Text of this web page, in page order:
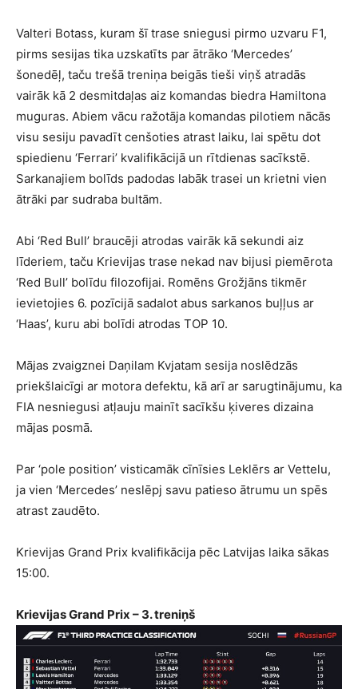
Valteri Botass, kuram šī trase sniegusi pirmo uzvaru F1,
pirms sesijas tika uzskatīts par ātrāko ‘Mercedes’
šonedēļ, taču trešā treniņa beigās tieši viņš atradās
vairāk kā 2 desmitdaļas aiz komandas biedra Hamiltona
muguras. Abiem vācu ražotāja komandas pilotiem nācās
visu sesiju pavadīt cenšoties atrast laiku, lai spētu dot
spiedienu ‘Ferrari’ kvalifikācijā un rītdienas sacīkstē.
Sarkanajiem bolīds padodas labāk trasei un krietni vien
ātrāki par sudraba bultām.
Abi ‘Red Bull’ braucēji atrodas vairāk kā sekundi aiz
līderiem, taču Krievijas trase nekad nav bijusi piemērota
‘Red Bull’ bolīdu filozofijai. Romēns Grožjāns tikmēr
ievietojies 6. pozīcijā sadalot abus sarkanos buļļus ar
‘Haas’, kuru abi bolīdi atrodas TOP 10.
Mājas zvaigznei Daņilam Kvjatam sesija noslēdzās
priekšlaicīgi ar motora defektu, kā arī ar sarugtinājumu, ka
FIA nesniegusi atļauju mainīt sacīkšu ķiveres dizaina
mājas posmā.
Par ‘pole position’ visticamāk cīnīsies Leklērs ar Vettelu,
ja vien ‘Mercedes’ neslēpj savu patieso ātrumu un spēs
atrast zaudēto.
Krievijas Grand Prix kvalifikācija pēc Latvijas laika sākas
15:00.
Krievijas Grand Prix – 3. treniņš